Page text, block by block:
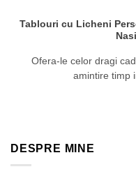
Tablouri cu Licheni
Ofera-le celor dragi
amintire timp
DESPRE MINE